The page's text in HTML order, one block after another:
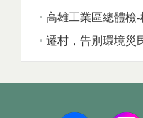
高雄工業區總體檢
遷村，告別環境災